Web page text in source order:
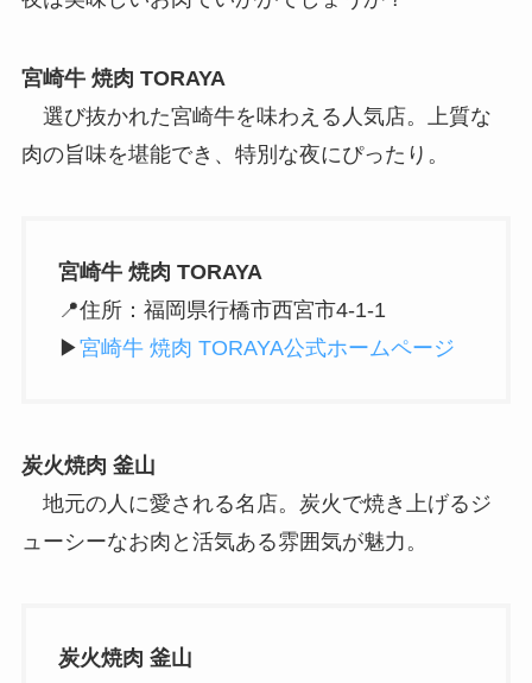
宮崎牛 焼肉 TORAYA
選び抜かれた宮崎牛を味わえる人気店。上質な
肉の旨味を堪能でき、特別な夜にぴったり。
宮崎牛 焼肉 TORAYA
📍住所：福岡県行橋市西宮市4-1-1
▶︎宮崎牛 焼肉 TORAYA公式ホームページ
炭火焼肉 釜山
地元の人に愛される名店。炭火で焼き上げるジ
ューシーなお肉と活気ある雰囲気が魅力。
炭火焼肉 釜山